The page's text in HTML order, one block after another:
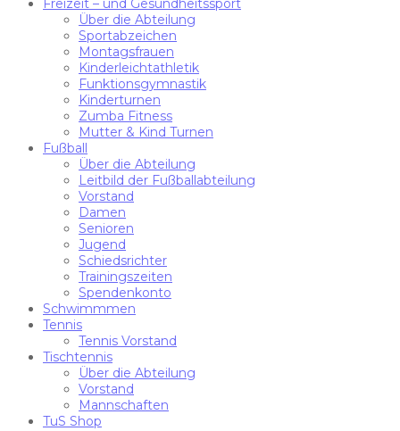
Freizeit – und Gesundheitssport
Über die Abteilung
Sportabzeichen
Montagsfrauen
Kinderleichtathletik
Funktionsgymnastik
Kinderturnen
Zumba Fitness
Mutter & Kind Turnen
Fußball
Über die Abteilung
Leitbild der Fußballabteilung
Vorstand
Damen
Senioren
Jugend
Schiedsrichter
Trainingszeiten
Spendenkonto
Schwimmmen
Tennis
Tennis Vorstand
Tischtennis
Über die Abteilung
Vorstand
Mannschaften
TuS Shop